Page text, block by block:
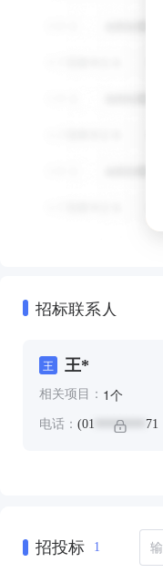
招标联系人
王 王*
相关项目： 1个
电话： (01 ******** 71
招投标 1